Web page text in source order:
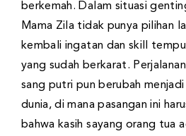
berkemah. Dalam situasi
Mama Zila tidak punya pilihan
kembali ingatan dan skill
yang sudah berkarat.
sang putri pun berubah
dunia, di mana pasangan ini
bahwa kasih sayang orang tua